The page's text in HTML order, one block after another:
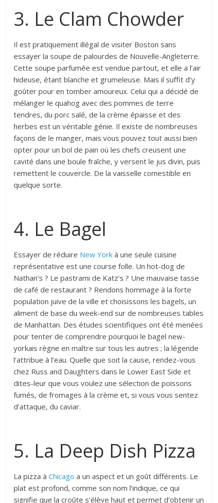
3. Le Clam Chowder
Il est pratiquement illégal de visiter Boston sans
essayer la soupe de palourdes de Nouvelle-Angleterre.
Cette soupe parfumée est vendue partout, et elle a l’air
hideuse, étant blanche et grumeleuse. Mais il suffit d’y
goûter pour en tomber amoureux. Celui qui a décidé de
mélanger le quahog avec des pommes de terre
tendres, du porc salé, de la crème épaisse et des
herbes est un véritable génie. Il existe de nombreuses
façons de le manger, mais vous pouvez tout aussi bien
opter pour un bol de pain où les chefs creusent une
cavité dans une boule fraîche, y versent le jus divin, puis
remettent le couvercle. De la vaisselle comestible en
quelque sorte.
4. Le Bagel
Essayer de réduire New York à une seule cuisine
représentative est une course folle. Un hot-dog de
Nathan’s ? Le pastrami de Katz’s ? Une mauvaise tasse
de café de restaurant ? Rendons hommage à la forte
population juive de la ville et choisissons les bagels, un
aliment de base du week-end sur de nombreuses tables
de Manhattan. Des études scientifiques ont été menées
pour tenter de comprendre pourquoi le bagel new-
yorkais règne en maître sur tous les autres ; la légende
l’attribue à l’eau. Quelle que soit la cause, rendez-vous
chez Russ and Daughters dans le Lower East Side et
dites-leur que vous voulez une sélection de poissons
fumés, de fromages à la crème et, si vous vous sentez
d’attaque, du caviar.
5. La Deep Dish Pizza
La pizza àChicago a un aspect et un goût différents. Le
plat est profond, comme son nom l’indique, ce qui
signifie que la croûte s’élève haut et permet d’obtenir un